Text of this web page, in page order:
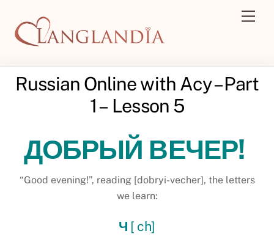
content
Russian Online with Acy – Part
1 – Lesson 5
ДОБРЫЙ ВЕЧЕР!
“Good evening!”, reading [dobryi-vecher], the letters
we learn:
Ч [ ch]